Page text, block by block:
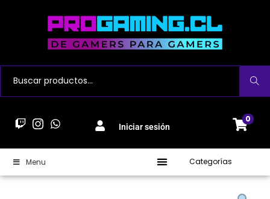
Buscar
Iniciar sesión
0
Menu Categorías